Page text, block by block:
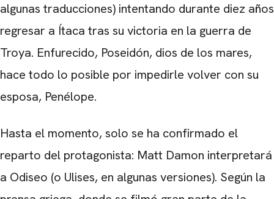
algunas traducciones) intentando durante diez años
regresar a Ítaca tras su victoria en la guerra de
Troya. Enfurecido, Poseidón, dios de los mares,
hace todo lo posible por impedirle volver con su
esposa, Penélope.
Hasta el momento, solo se ha confirmado el
reparto del protagonista: Matt Damon interpretará
a Odiseo (o Ulises, en algunas versiones). Según la